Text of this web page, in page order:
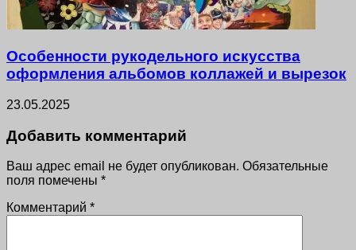
Особенности рукодельного искусства
оформления альбомов коллажей и вырезок
23.05.2025
Добавить комментарий
Ваш адрес email не будет опубликован. Обязательные
поля помечены *
Комментарий *